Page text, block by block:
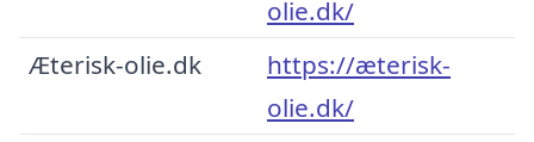
olie.dk/
Æterisk-olie.dk
https://æterisk-
olie.dk/